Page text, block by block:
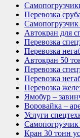
Перевозка
Автокран для
Перевозка
Перевозка
Автокран 50
Перевозка
Перевозка
Перевозка
Ямобур –
Воровайка –
Услуги
Кран 30 тонн